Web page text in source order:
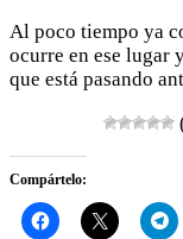
Al poco tiempo ya
ocurre en ese lugar
que está pasando
Compártelo: